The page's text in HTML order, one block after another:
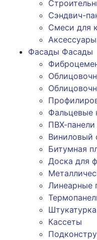
Сэндвич-
Смеси для
Фасады Фасады
Фальцевые
ПВХ-панели
Виниловый
Битумная
Доска для
Линеарные
Штукатурка
Кассеты